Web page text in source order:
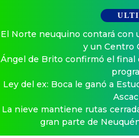
El Norte neuquino contará con
y un Centro
Ángel de Brito confirmó el final
Ley del ex: Boca le ganó a
La nieve mantiene rutas
gran parte de